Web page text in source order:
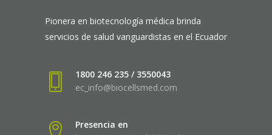
Pionera en biotecnología médica brinda
servicios de salud vanguardistas en el Ecuador
1800 246 235 / 3550043
ec_info@biocellsmed.com
Presencia en